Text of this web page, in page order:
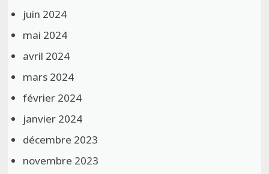
juin 2024
mai 2024
avril 2024
mars 2024
février 2024
janvier 2024
décembre 2023
novembre 2023